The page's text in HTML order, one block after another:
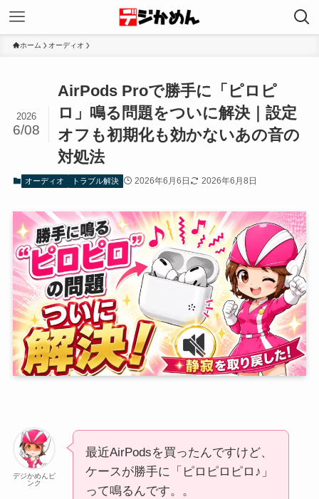
ホーム オーディオ
AirPods Proで勝手に「ピロピ
ロ」鳴る問題をついに解決｜設定
オフも初期化も効かないあの音の
対処法
2026
6/08
オーディオ トラブル解決 2026年6月6日 2026年6月8日
デジかめんピ
ンク
最近AirPodsを買ったんですけど、
ケースが勝手に「ピロピロピロ♪」
って鳴るんです。。